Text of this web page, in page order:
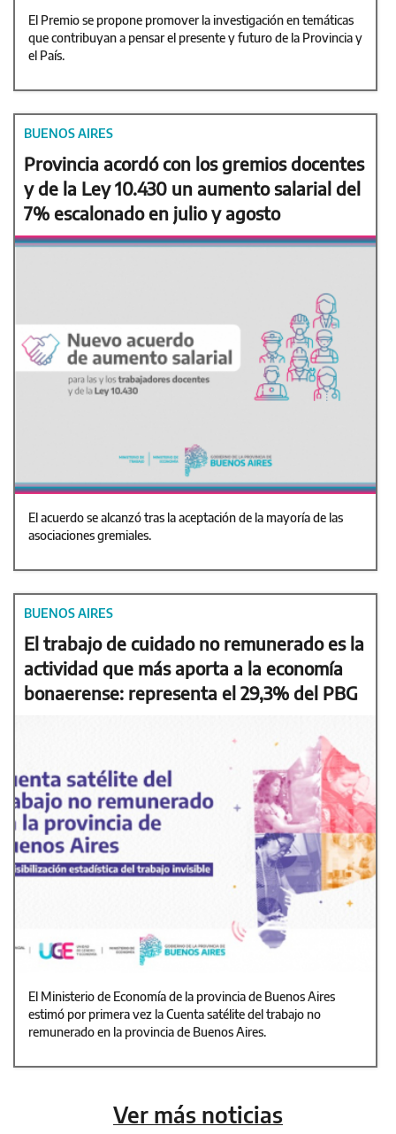
El Premio se propone promover la investigación en temáticas
que contribuyan a pensar el presente y futuro de la Provincia y
el País.
BUENOS AIRES
Provincia acordó con los gremios docentes
y de la Ley 10.430 un aumento salarial del
7% escalonado en julio y agosto
El acuerdo se alcanzó tras la aceptación de la mayoría de las
asociaciones gremiales.
BUENOS AIRES
El trabajo de cuidado no remunerado es la
actividad que más aporta a la economía
bonaerense: representa el 29,3% del PBG
El Ministerio de Economía de la provincia de Buenos Aires
estimó por primera vez la Cuenta satélite del trabajo no
remunerado en la provincia de Buenos Aires.
Ver más noticias